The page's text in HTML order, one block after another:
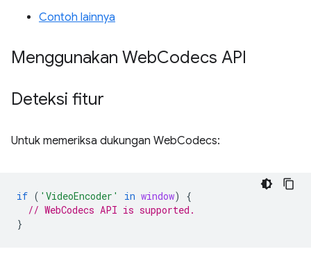
Contoh lainnya
Menggunakan WebCodecs API
Deteksi fitur
Untuk memeriksa dukungan WebCodecs:
if ( 'VideoEncoder' in window)
{
// WebCodecs API is supported.
}